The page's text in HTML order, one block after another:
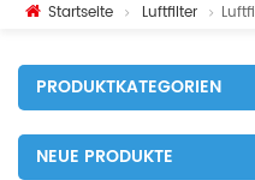
Startseite Luftfilter
PRODUKTKATEGORIEN
NEUE PRODUKTE